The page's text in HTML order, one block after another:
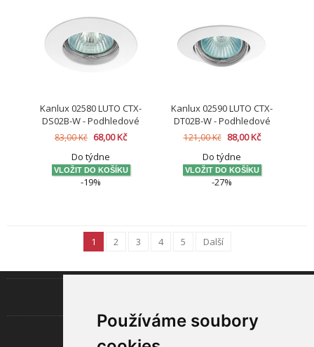
Používáme soubory
Kanlux 02580 LUTO CTX-
DS02B-W - Podhledové
bodové svítidlo
83,00 Kč 68,00 Kč
Do týdne
-19%
Kanlux 02590 LUTO CTX-
DT02B-W - Podhledové
bodové svítidlo
121,00 Kč 88,00 Kč
Do týdne
-27%
1 2 3 4 5 Další